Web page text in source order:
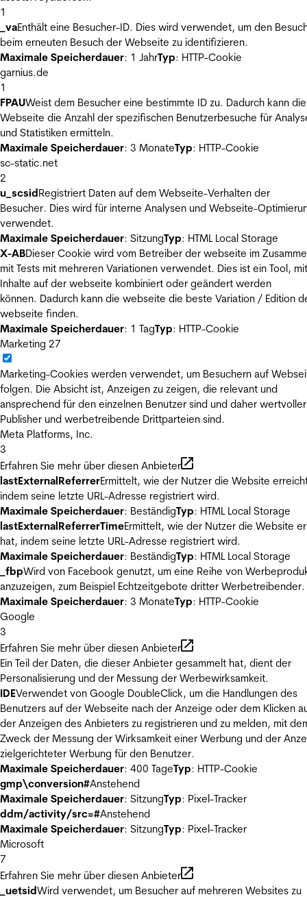
1
_vaEnthält eine Besucher-ID. Dies wird verwendet, um den
beim erneuten Besuch der Webseite zu identifizieren.
Maximale Speicherdauer: 1 JahrTyp: HTTP-Cookie
garnius.de
1
FPAUWeist dem Besucher eine bestimmte ID zu. Dadurch kann die
Webseite die Anzahl der spezifischen Benutzerbesuche für
und Statistiken ermitteln.
Maximale Speicherdauer: 3 MonateTyp: HTTP-Cookie
sc-static.net
2
u_scsidRegistriert Daten auf dem Webseite-Verhalten der
Besucher. Dies wird für interne Analysen und Webseite-
verwendet.
Maximale Speicherdauer: SitzungTyp: HTML Local Storage
X-ABDieser Cookie wird vom Betreiber der webseite im
mit Tests mit mehreren Variationen verwendet. Dies ist ein Tool,
Inhalte auf der webseite kombiniert oder geändert werden
können. Dadurch kann die webseite die beste Variation / Edition
webseite finden.
Maximale Speicherdauer: 1 TagTyp: HTTP-Cookie
Marketing 27
Marketing-Cookies werden verwendet, um Besuchern auf
folgen. Die Absicht ist, Anzeigen zu zeigen, die relevant und
ansprechend für den einzelnen Benutzer sind und daher
Publisher und werbetreibende Drittparteien sind.
Meta Platforms, Inc.
3
Erfahren Sie mehr über diesen Anbieter
lastExternalReferrerErmittelt, wie der Nutzer die Website
indem seine letzte URL-Adresse registriert wird.
Maximale Speicherdauer: BeständigTyp: HTML Local Storage
lastExternalReferrerTimeErmittelt, wie der Nutzer die Website
hat, indem seine letzte URL-Adresse registriert wird.
Maximale Speicherdauer: BeständigTyp: HTML Local Storage
_fbpWird von Facebook genutzt, um eine Reihe von
anzuzeigen, zum Beispiel Echtzeitgebote dritter Werbetreibender.
Maximale Speicherdauer: 3 MonateTyp: HTTP-Cookie
Google
3
Erfahren Sie mehr über diesen Anbieter
Ein Teil der Daten, die dieser Anbieter gesammelt hat, dient der
Personalisierung und der Messung der Werbewirksamkeit.
IDEVerwendet von Google DoubleClick, um die Handlungen des
Benutzers auf der Webseite nach der Anzeige oder dem Klicken
der Anzeigen des Anbieters zu registrieren und zu melden, mit
Zweck der Messung der Wirksamkeit einer Werbung und der
zielgerichteter Werbung für den Benutzer.
Maximale Speicherdauer: 400 TageTyp: HTTP-Cookie
gmp\conversion#Anstehend
Maximale Speicherdauer: SitzungTyp: Pixel-Tracker
ddm/activity/src=#Anstehend
Maximale Speicherdauer: SitzungTyp: Pixel-Tracker
Microsoft
7
Erfahren Sie mehr über diesen Anbieter
_uetsidWird verwendet, um Besucher auf mehreren Websites zu